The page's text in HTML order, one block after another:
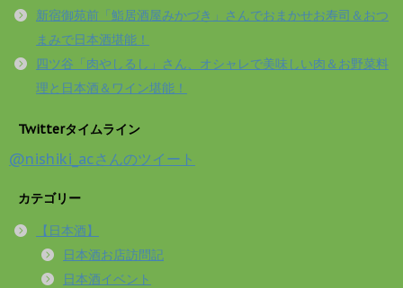
新宿御苑前「鮨居酒屋みかづき」さんでおまかせお寿司＆おつ
まみで日本酒堪能！
四ツ谷「肉やしるし」さん、オシャレで美味しい肉＆お野菜料
理と日本酒＆ワイン堪能！
Twitterタイムライン
@nishiki_acさんのツイート
カテゴリー
【日本酒】
日本酒お店訪問記
日本酒イベント